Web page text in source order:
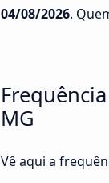
04/08/2026.
MG
Vê aqui a